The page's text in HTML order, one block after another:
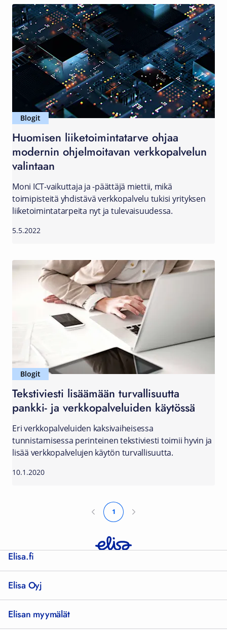
Blogit
Huomisen liiketoimintatarve ohjaa
modernin ohjelmoitavan verkkopalvelun
valintaan
Moni ICT-vaikuttaja ja -päättäjä miettii, mikä
toimipisteitä yhdistävä verkkopalvelu tukisi yrityksen
liiketoimintatarpeita nyt ja tulevaisuudessa.
5.5.2022
Blogit
Tekstiviesti lisäämään turvallisuutta
pankki- ja verkkopalveluiden käytössä
Eri verkkopalveluiden kaksivaiheisessa
tunnistamisessa perinteinen tekstiviesti toimii hyvin ja
lisää verkkopalvelujen käytön turvallisuutta.
10.1.2020
1
Elisa.fi
Elisa Oyj
Elisan myymälät